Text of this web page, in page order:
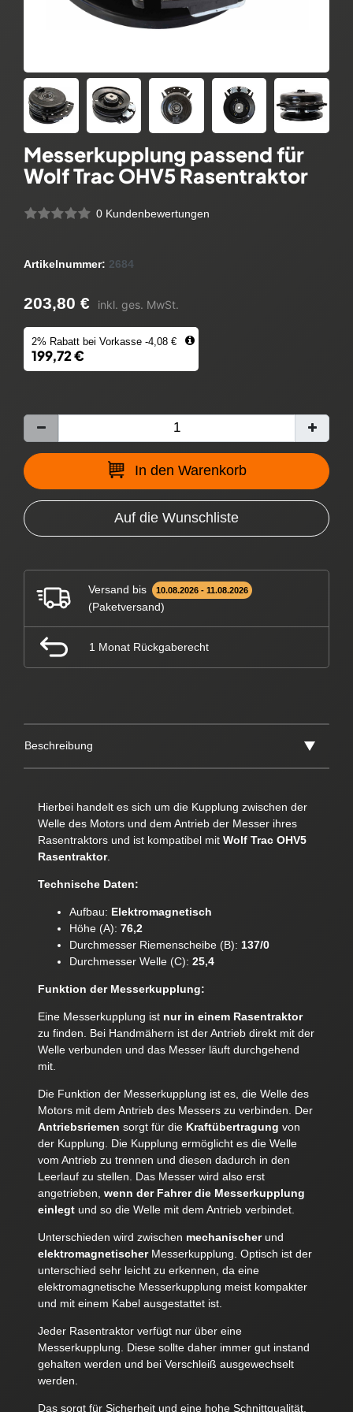
Messerkupplung passend für
Wolf Trac OHV5 Rasentraktor
0 Kundenbewertungen
Artikelnummer: 2684
203,80 € inkl. ges. MwSt.
2% Rabatt bei Vorkasse -4,08 €
199,72 €
In den Warenkorb
Auf die Wunschliste
Versand bis 10.08.2026 - 11.08.2026
(Paketversand)
1 Monat Rückgaberecht
Beschreibung
Hierbei handelt es sich um die Kupplung zwischen der
Welle des Motors und dem Antrieb der Messer ihres
Rasentraktors und ist kompatibel mit Wolf Trac OHV5
Rasentraktor.
Technische Daten:
Aufbau: Elektromagnetisch
Höhe (A): 76,2
Durchmesser Riemenscheibe (B): 137/0
Durchmesser Welle (C): 25,4
Funktion der Messerkupplung:
Eine Messerkupplung ist nur in einem Rasentraktor
zu finden. Bei Handmähern ist der Antrieb direkt mit der
Welle verbunden und das Messer läuft durchgehend
mit.
Die Funktion der Messerkupplung ist es, die Welle des
Motors mit dem Antrieb des Messers zu verbinden. Der
Antriebsriemen sorgt für die Kraftübertragung von
der Kupplung. Die Kupplung ermöglicht es die Welle
vom Antrieb zu trennen und diesen dadurch in den
Leerlauf zu stellen. Das Messer wird also erst
angetrieben, wenn der Fahrer die Messerkupplung
einlegtund so die Welle mit dem Antrieb verbindet.
Unterschieden wird zwischen mechanischerund
elektromagnetischerMesserkupplung. Optisch ist der
unterschied sehr leicht zu erkennen, da eine
elektromagnetische Messerkupplung meist kompakter
und mit einem Kabel ausgestattet ist.
Jeder Rasentraktor verfügt nur über eine
Messerkupplung. Diese sollte daher immer gut instand
gehalten werden und bei Verschleiß ausgewechselt
werden.
Das sorgt für Sicherheit und eine hohe Schnittqualität.